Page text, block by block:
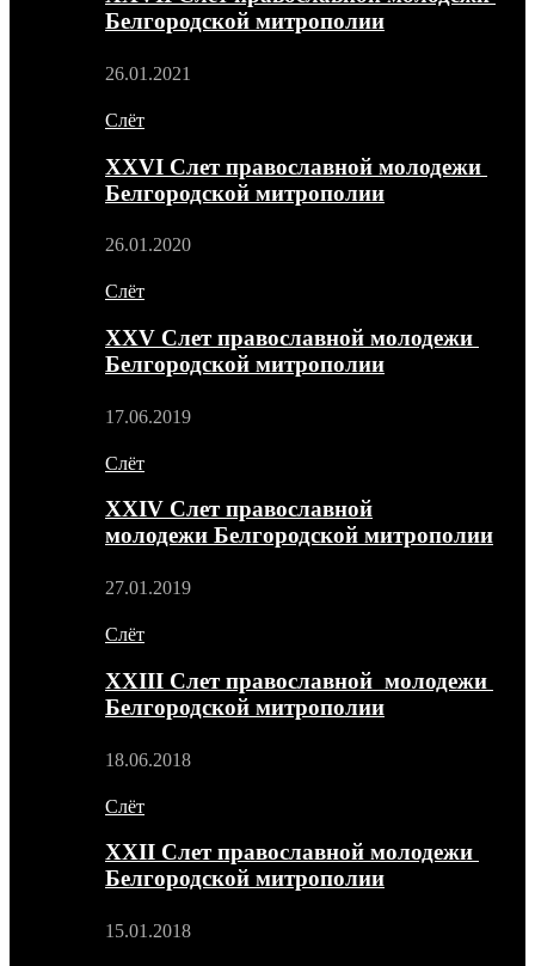
Белгородской митрополии
26.01.2021
Слёт
XXVI Слет православной молодежи
Белгородской митрополии
26.01.2020
Слёт
XXV Слет православной молодежи
Белгородской митрополии
17.06.2019
Слёт
XXIV Слет православной
молодежи Белгородской митрополии
27.01.2019
Слёт
XXIII Слет православной молодежи
Белгородской митрополии
18.06.2018
Слёт
XXII Слет православной молодежи
Белгородской митрополии
15.01.2018